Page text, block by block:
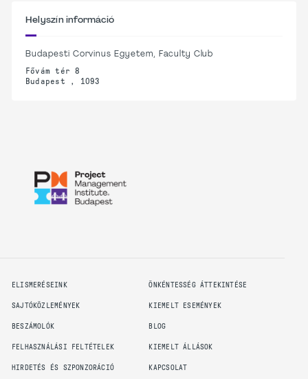
Helyszín információ
Budapesti Corvinus Egyetem, Faculty Club
Fővám tér 8
Budapest , 1093
ELISMERÉSEINK
SAJTÓKÖZLEMÉNYEK
BESZÁMOLÓK
FELHASZNÁLÁSI FELTÉTELEK
HIRDETÉS ÉS SZPONZORÁCIÓ
ÖNKÉNTESSÉG ÁTTEKINTÉSE
KIEMELT ESEMÉNYEK
BLOG
KIEMELT ÁLLÁSOK
KAPCSOLAT